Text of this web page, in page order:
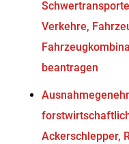
Verkehre,
beantragen
Ackerschlepper,